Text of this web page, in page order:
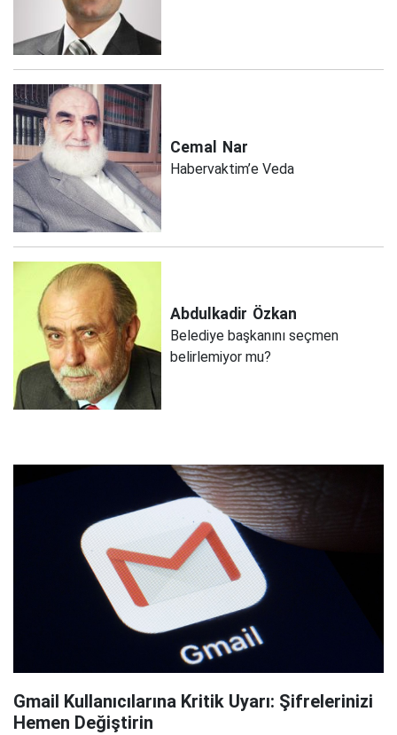
Cemal Nar
Habervaktim’e Veda
Abdulkadir Özkan
Belediye başkanını seçmen
belirlemiyor mu?
Gmail Kullanıcılarına Kritik Uyarı: Şifrelerinizi
Hemen Değiştirin